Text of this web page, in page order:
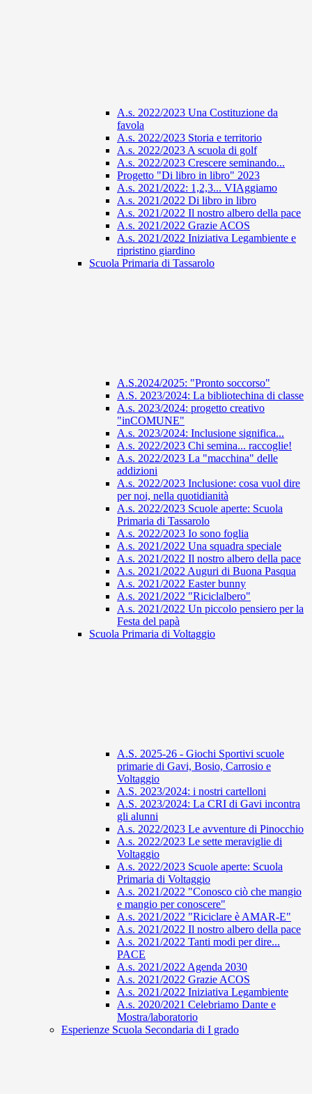
A.s. 2022/2023 Una Costituzione da
favola
A.s. 2022/2023 Storia e territorio
A.s. 2022/2023 A scuola di golf
A.s. 2022/2023 Crescere seminando...
Progetto "Di libro in libro" 2023
A.s. 2021/2022: 1,2,3... VIAggiamo
A.s. 2021/2022 Di libro in libro
A.s. 2021/2022 Il nostro albero della pace
A.s. 2021/2022 Grazie ACOS
A.s. 2021/2022 Iniziativa Legambiente e
ripristino giardino
Scuola Primaria di Tassarolo
A.S.2024/2025: "Pronto soccorso"
A.S. 2023/2024: La bibliotechina di classe
A.s. 2023/2024: progetto creativo
"inCOMUNE"
A.s. 2023/2024: Inclusione significa...
A.s. 2022/2023 Chi semina... raccoglie!
A.s. 2022/2023 La "macchina" delle
addizioni
A.s. 2022/2023 Inclusione: cosa vuol dire
per noi, nella quotidianità
A.s. 2022/2023 Scuole aperte: Scuola
Primaria di Tassarolo
A.s. 2022/2023 Io sono foglia
A.s. 2021/2022 Una squadra speciale
A.s. 2021/2022 Il nostro albero della pace
A.s. 2021/2022 Auguri di Buona Pasqua
A.s. 2021/2022 Easter bunny
A.s. 2021/2022 "Riciclalbero"
A.s. 2021/2022 Un piccolo pensiero per la
Festa del papà
Scuola Primaria di Voltaggio
A.S. 2025-26 - Giochi Sportivi scuole
primarie di Gavi, Bosio, Carrosio e
Voltaggio
A.S. 2023/2024: i nostri cartelloni
A.S. 2023/2024: La CRI di Gavi incontra
gli alunni
A.s. 2022/2023 Le avventure di Pinocchio
A.s. 2022/2023 Le sette meraviglie di
Voltaggio
A.s. 2022/2023 Scuole aperte: Scuola
Primaria di Voltaggio
A.s. 2021/2022 "Conosco ciò che mangio
e mangio per conoscere"
A.s. 2021/2022 "Riciclare è AMAR-E"
A.s. 2021/2022 Il nostro albero della pace
A.s. 2021/2022 Tanti modi per dire...
PACE
A.s. 2021/2022 Agenda 2030
A.s. 2021/2022 Grazie ACOS
A.s. 2021/2022 Iniziativa Legambiente
A.s. 2020/2021 Celebriamo Dante e
Mostra/laboratorio
Esperienze Scuola Secondaria di I grado